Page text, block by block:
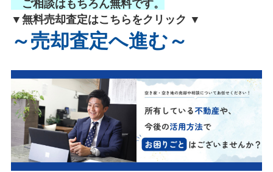
ご相談はもちろん無料です。
▼無料売却査定はこちらをクリック ▼
～売却査定へ進む～